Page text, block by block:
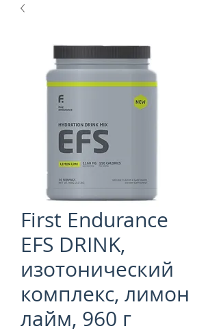
First Endurance
EFS DRINK,
изотонический
комплекс, лимон
лайм, 960 г